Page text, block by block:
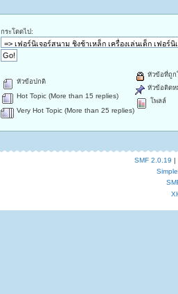
กระโดดไป:
หัวข้อปกติ
Hot Topic (More than 15 replies)
Very Hot Topic (More than 25 replies)
หัวข้อที่ถู
หัวข้อติดห
โพลล์
SMF 2.0.19 |